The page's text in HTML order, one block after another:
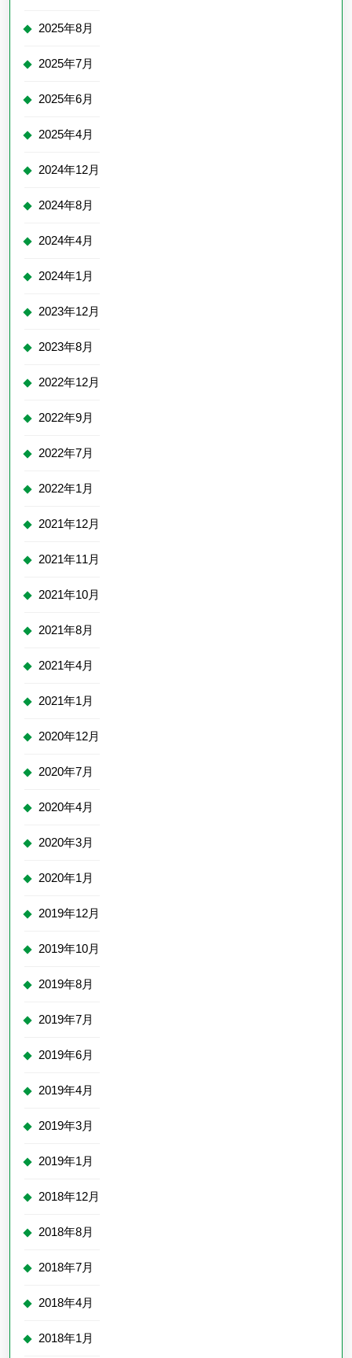
2025年8月
2025年7月
2025年6月
2025年4月
2024年12月
2024年8月
2024年4月
2024年1月
2023年12月
2023年8月
2022年12月
2022年9月
2022年7月
2022年1月
2021年12月
2021年11月
2021年10月
2021年8月
2021年4月
2021年1月
2020年12月
2020年7月
2020年4月
2020年3月
2020年1月
2019年12月
2019年10月
2019年8月
2019年7月
2019年6月
2019年4月
2019年3月
2019年1月
2018年12月
2018年8月
2018年7月
2018年4月
2018年1月